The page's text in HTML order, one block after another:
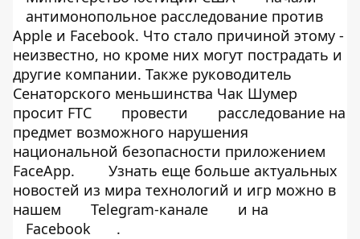
антимонопольное расследование против
Apple и Facebook. Что стало причиной этому -
неизвестно, но кроме них могут пострадать и
другие компании. Также руководитель
Сенаторского меньшинства Чак Шумер
просит FTC
провести
расследование на
предмет возможного нарушения
национальной безопасности приложением
FaceApp.
Узнать еще больше актуальных
новостей из мира технологий и игр можно в
нашем
Telegram-канале
и на
Facebook
.